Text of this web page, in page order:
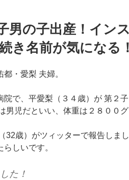
男の子出産！イン
き名前が気になる！
都・愛梨 夫婦。
院で、平愛梨（３４歳）が 第２
男児だといい、体重は２８００グ
32歳）がツィッターで報告しま
しいです。
た！